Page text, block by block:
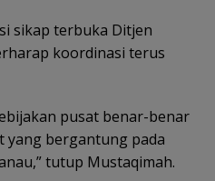
sikap terbuka Ditjen
koordinasi terus
pusat benar-benar
yang bergantung pada
tutup Mustaqimah.